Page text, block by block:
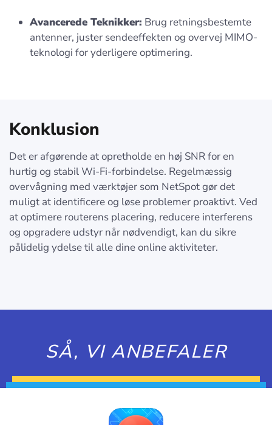
Avancerede Teknikker: Brug retningsbestemte
antenner, juster sendeeffekten og overvej MIMO-
teknologi for yderligere optimering.
Konklusion
Det er afgørende at opretholde en høj SNR for en
hurtig og stabil Wi-Fi-forbindelse. Regelmæssig
overvågning med værktøjer som NetSpot gør det
muligt at identificere og løse problemer proaktivt. Ved
at optimere routerens placering, reducere interferens
og opgradere udstyr når nødvendigt, kan du sikre
pålidelig ydelse til alle dine online aktiviteter.
SÅ, VI ANBEFALER